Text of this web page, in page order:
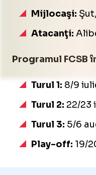
Mijlocaşi:
Atacanţi:
Programul FCSB
Turul 1: 8/9
Turul 2: 22/23
Turul 3: 5/6
Play-off: 19/